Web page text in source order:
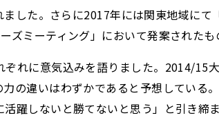
した。さらに2017年には関東地域に
ミーティング」において発案されたも
れに意気込みを語りました。2014/15
の違いはわずかであると予想してい
躍しないと勝てないと思う」と引き